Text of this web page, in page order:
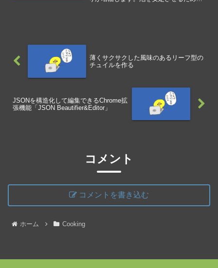
薄くサクサクした風味のあるリーフ型の
チュイルを作る
JSONを構造化して編集できるChrome拡
張機能「JSON Beautifier&Editor」
コメント
コメントを書き込む
ホーム Cooking